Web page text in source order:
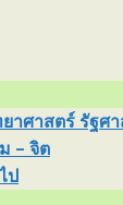
ยาศาสตร์ รัฐศ
– จิต
ป